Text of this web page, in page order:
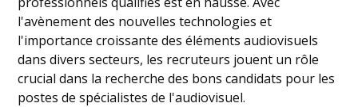
l'avènement des nouvelles technologies et
l'importance croissante des éléments audiovisuels
dans divers secteurs, les recruteurs jouent un rôle
crucial dans la recherche des bons candidats pour les
postes de spécialistes de l'audiovisuel.